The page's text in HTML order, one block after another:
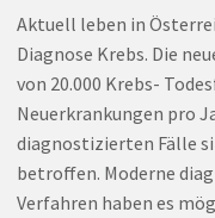
Aktuell leben in
Diagnose Krebs. Die
von 20.000 Krebs-
Neuerkrankungen pro
diagnostizierten Fälle
betroffen. Moderne
Verfahren haben es